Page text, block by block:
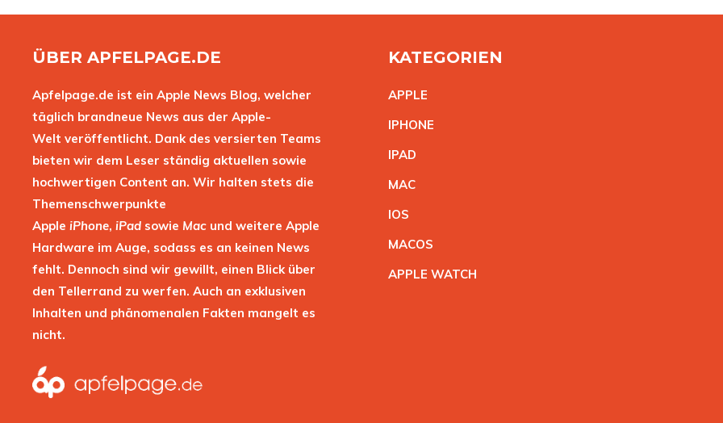
ÜBER APFELPAGE.DE
Apfelpage.de ist ein Apple News Blog, welcher
täglich brandneue News aus der Apple-
Welt veröffentlicht. Dank des versierten Teams
bieten wir dem Leser ständig aktuellen sowie
hochwertigen Content an. Wir halten stets die
Themenschwerpunkte
Apple iPhone, iPad sowie Mac und weitere Apple
Hardware im Auge, sodass es an keinen News
fehlt. Dennoch sind wir gewillt, einen Blick über
den Tellerrand zu werfen. Auch an exklusiven
Inhalten und phänomenalen Fakten mangelt es
nicht.
KATEGORIEN
APPLE
IPHONE
IPAD
MAC
IOS
MACOS
APPLE WATCH